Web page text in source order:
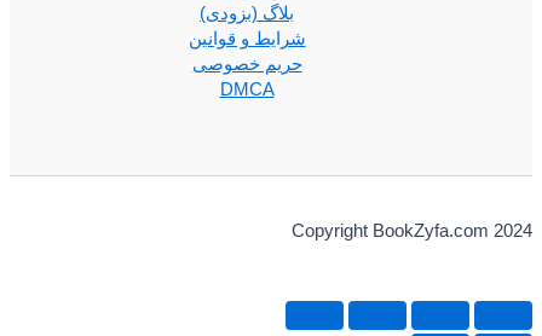
بلاگ (بزودی)
شرایط و قوانین
حریم خصوصی
DMCA
Copyright BookZyfa.com